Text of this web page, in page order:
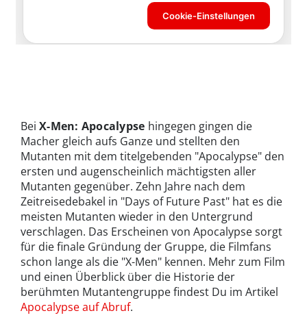
Bei X-Men: Apocalypse hingegen gingen die
Macher gleich aufs Ganze und stellten den
Mutanten mit dem titelgebenden "Apocalypse" den
ersten und augenscheinlich mächtigsten aller
Mutanten gegenüber. Zehn Jahre nach dem
Zeitreisedebakel in "Days of Future Past" hat es die
meisten Mutanten wieder in den Untergrund
verschlagen. Das Erscheinen von Apocalypse sorgt
für die finale Gründung der Gruppe, die Filmfans
schon lange als die "X-Men" kennen. Mehr zum Film
und einen Überblick über die Historie der
berühmten Mutantengruppe findest Du im Artikel
Apocalypse auf Abruf.